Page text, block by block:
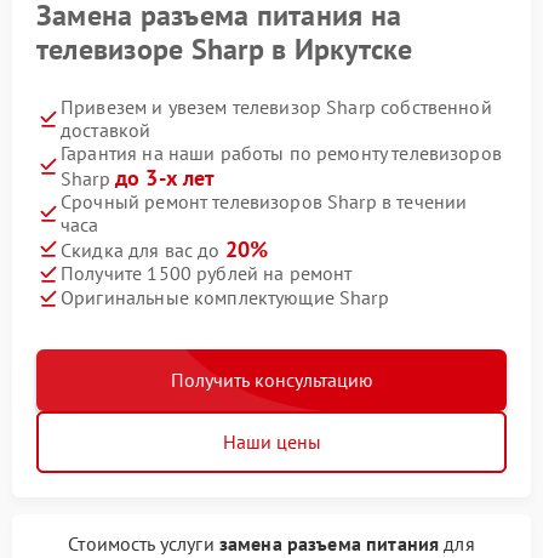
Замена разъема питания на
телевизоре Sharp в Иркутске
Привезем и увезем телевизор Sharp собственной
доставкой
Гарантия на наши работы по ремонту телевизоров
Sharp до 3-х лет
Срочный ремонт телевизоров Sharp в течении
часа
Скидка для вас до 20%
Получите 1500 рублей на ремонт
Оригинальные комплектующие Sharp
Получить консультацию
Наши цены
Стоимость услуги замена разъема питания для